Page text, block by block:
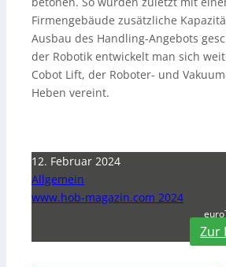
Firmengebäude zusätzliche
Ausbau des Handling-Angebots
der Robotik entwickelt man sich
Cobot Lift, der Roboter- und
Heben vereint.
12. Februar 2024
Allgemein
www.hob-magazin.com 2024
Zur